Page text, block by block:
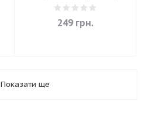
249грн.
Показати ще